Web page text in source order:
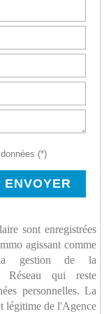
(*)
ENVOYER
sont enregistrées
agissant comme
la gestion de la
Réseau qui reste
personnelles. La
légitime de l'Agence